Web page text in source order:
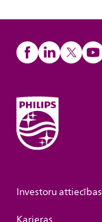
Investoru attiecības